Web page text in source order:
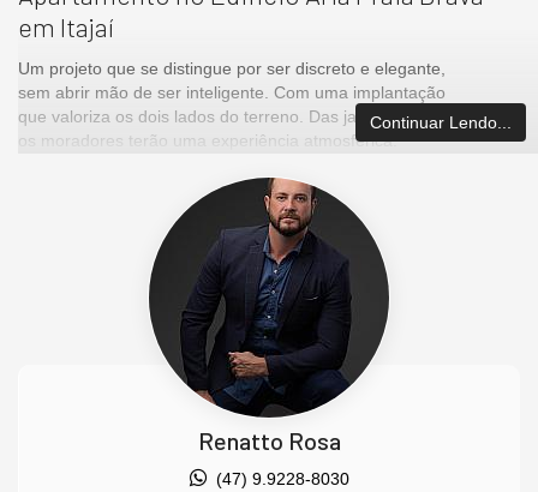
em Itajaí
Um projeto que se distingue por ser discreto e elegante,
sem abrir mão de ser inteligente. Com uma implantação
que valoriza os dois lados do terreno. Das janelas do ARIA
os moradores terão uma experiência atmosférica.
AMPLO, ILUMINADO E COM PAISAGENS ÚNICAS EM TODAS
Características do Imóvel
Sacada / Varanda
Continuar Lendo...
Renatto Rosa
(47) 9.9228-8030